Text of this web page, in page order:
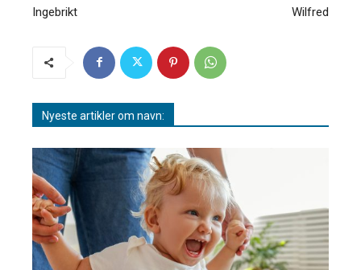
Ingebrikt Wilfred
Nyeste artikler om navn: